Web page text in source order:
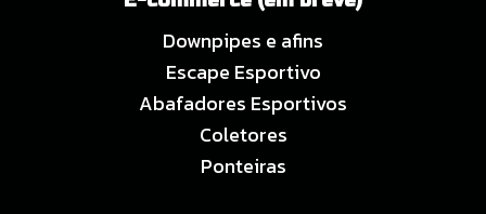
Downpipes e afins
Escape Esportivo
Abafadores Esportivos
Coletores
Ponteiras